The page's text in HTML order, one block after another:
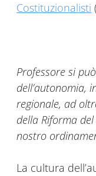
Costituzionalisti
Professore si
dell’autonomia,
regionale, ad
della Riforma
nostro
La cultura